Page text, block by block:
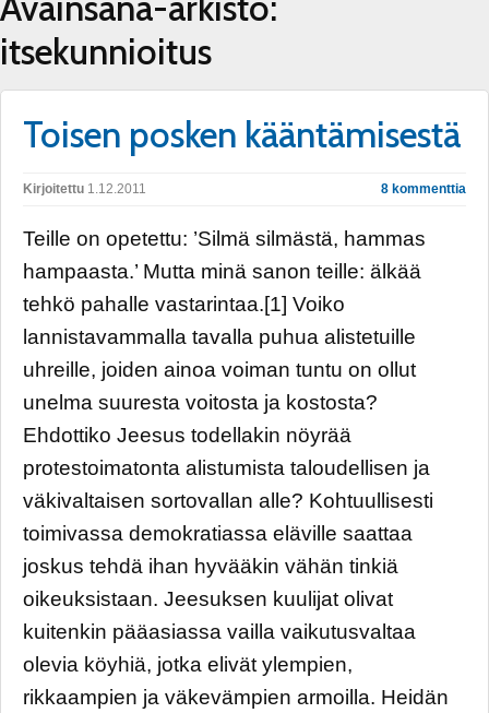
itsekunnioitus
Toisen posken kääntämisestä
Kirjoitettu 1.12.2011 8 kommenttia
Teille on opetettu: ’Silmä silmästä, hammas
hampaasta.’ Mutta minä sanon teille: älkää
tehkö pahalle vastarintaa.[1] Voiko
lannistavammalla tavalla puhua alistetuille
uhreille, joiden ainoa voiman tuntu on ollut
unelma suuresta voitosta ja kostosta?
Ehdottiko Jeesus todellakin nöyrää
protestoimatonta alistumista taloudellisen ja
väkivaltaisen sortovallan alle? Kohtuullisesti
toimivassa demokratiassa eläville saattaa
joskus tehdä ihan hyvääkin vähän tinkiä
oikeuksistaan. Jeesuksen kuulijat olivat
kuitenkin pääasiassa vailla vaikutusvaltaa
olevia köyhiä, jotka elivät ylempien,
rikkaampien ja väkevämpien armoilla. Heidän